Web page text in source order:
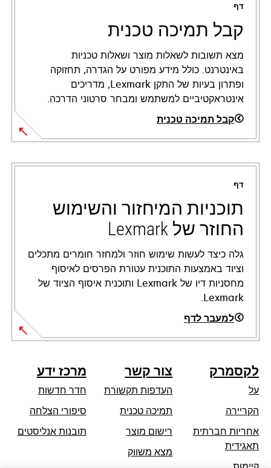
דף
קבל תמיכה טכנית
מצא תשובות לשאלות מוצר ושאלות טכניות
באינטרנט. כולל מידע מפורט על הגדרה, תחזוקה
ופתרון בעיות של התקן Lexmark, מדריכים
אינטראקטיביים למשתמש ומבחר סרטוני הדרכה.
קבל תמיכה טכנית
opens
in
new
tab
דף
תוכניות המיחזור והשימוש
החוזר של Lexmark
גלה כיצד לעשות שימוש חוזר ולמחזר חומרים מתכלים
וציוד באמצעות התוכנית עטורת הפרסים לאיסוף
מחסניות דיו של Lexmark ותוכנית איסוף הציוד של
Lexmark.
למעבר לדף
לקסמרק
על
הקריירה
אחריות חברתית
תאגידיתopens
צור קשר
העדפות תקשורת
תמיכה טכניתopens
רישום מוצר
מצא משווק
מרכז ידע
חדר חדשות
סיפורי הצלחה
תובנות אנליסטים